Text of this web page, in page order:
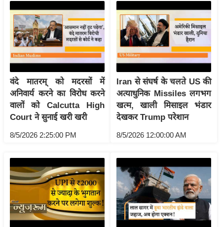
/
फै
श
न
घ
रे
लू
नु
स्खे
र्य
न
स्थ
फि
ट
वंदे मातरम् को मदरसों में
अनिवार्य करने का विरोध करने
वालों को Calcutta High
Court ने सुनाई खरी खरी
8/5/2026 2:25:00 PM
Iran से संघर्ष के चलते US की
अत्याधुनिक Missiles लगभग
खत्म, खाली मिसाइल भंडार
देखकर Trump परेशान
8/5/2026 12:00:00 AM